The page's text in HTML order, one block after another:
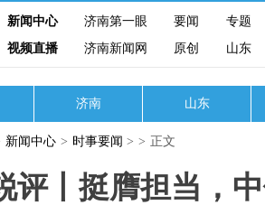
新闻中心 济南第一眼 要闻
专题
视频直播
济南新闻网 原创 山东
济南 山东
新闻中心 > 时事要闻 > > 正文
评丨挺膺担当，